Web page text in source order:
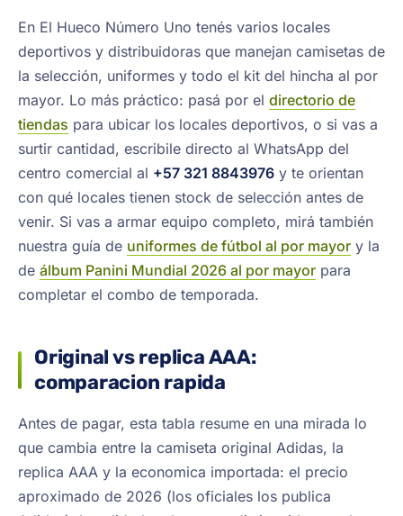
En El Hueco Número Uno tenés varios locales
deportivos y distribuidoras que manejan camisetas de
la selección, uniformes y todo el kit del hincha al por
mayor. Lo más práctico: pasá por el directorio de
tiendas para ubicar los locales deportivos, o si vas a
surtir cantidad, escribile directo al WhatsApp del
centro comercial al +57 321 8843976 y te orientan
con qué locales tienen stock de selección antes de
venir. Si vas a armar equipo completo, mirá también
nuestra guía de uniformes de fútbol al por mayor y la
de álbum Panini Mundial 2026 al por mayor para
completar el combo de temporada.
Original vs replica AAA:
comparacion rapida
Antes de pagar, esta tabla resume en una mirada lo
que cambia entre la camiseta original Adidas, la
replica AAA y la economica importada: el precio
aproximado de 2026 (los oficiales los publica